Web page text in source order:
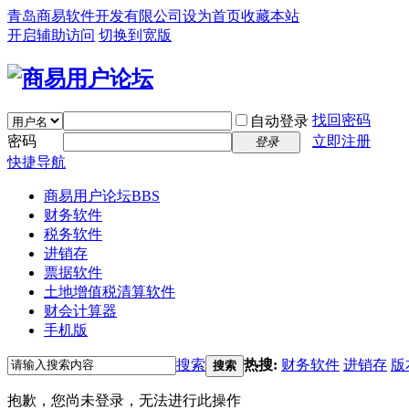
青岛商易软件开发有限公司 设为首页收藏本站
开启辅助访问 切换到宽版
自动登录 找回密码
密码
登录
立即注册
快捷导航
商易用户论坛BBS
财务软件
税务软件
进销存
票据软件
土地增值税清算软件
财会计算器
手机版
搜索 搜索 热搜: 财务软件 进销存 版
抱歉，您尚未登录，无法进行此操作